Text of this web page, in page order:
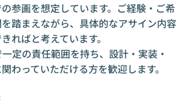
参画を想定しています。ご経験・ご希
踏まえながら、具体的なアサイン内容
ればと考えています。
定の責任範囲を持ち、設計・実装・
わっていただける方を歓迎します。